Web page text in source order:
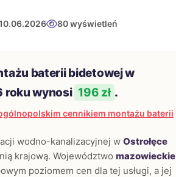
80 wyświetleń
baterii bidetowej w
roku wynosi 196 zł .
cennikiem montażu baterii
wodno-kanalizacyjnej w Ostrołęce
krajową. Województwo mazowieckie
poziomem cen dla tej usługi, a jej